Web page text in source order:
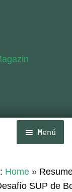
Menú
Home»
SUP de